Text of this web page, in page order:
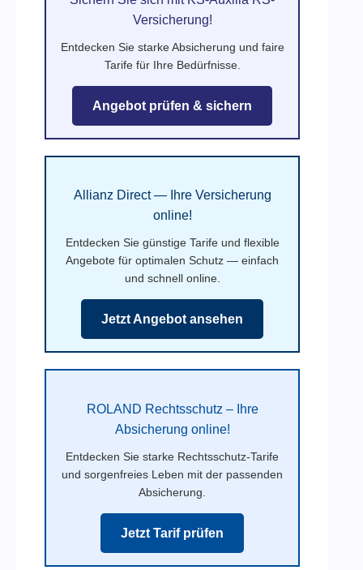
Versicherung!
Entdecken Sie starke Absicherung und faire
Tarife für Ihre Bedürfnisse.
Angebot prüfen & sichern
Allianz Direct — Ihre Versicherung
online!
Entdecken Sie günstige Tarife und flexible
Angebote für optimalen Schutz — einfach
und schnell online.
Jetzt Angebot ansehen
ROLAND Rechtsschutz – Ihre
Absicherung online!
Entdecken Sie starke Rechtsschutz-Tarife
und sorgenfreies Leben mit der passenden
Absicherung.
Jetzt Tarif prüfen